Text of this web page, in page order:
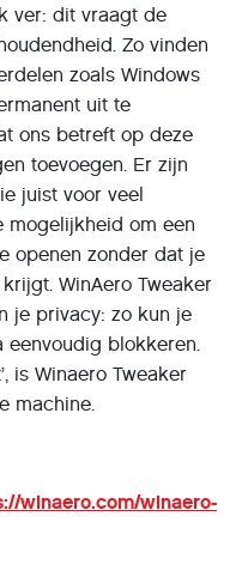
ver: dit vraagt de
Zo vinden
zoals Windows
uit te
ons betreft op deze
toevoegen. Er zijn
juist voor veel
mogelijkheid om een
openen zonder dat je
WinAero Tweaker
je privacy: zo kun je
eenvoudig blokkeren.
is Winaero Tweaker
machine.
winaero.com/winaero-